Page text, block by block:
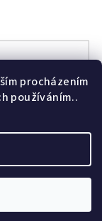
procházením
používáním..
osobních